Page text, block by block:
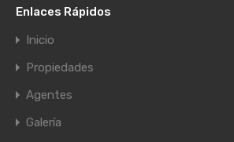
Enlaces Rápidos
Inicio
Propiedades
Agentes
Galería